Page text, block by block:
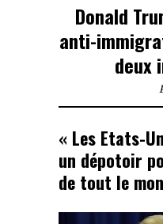
Donald
anti-
deux
« Les Etats-
un dépotoir
de tout le